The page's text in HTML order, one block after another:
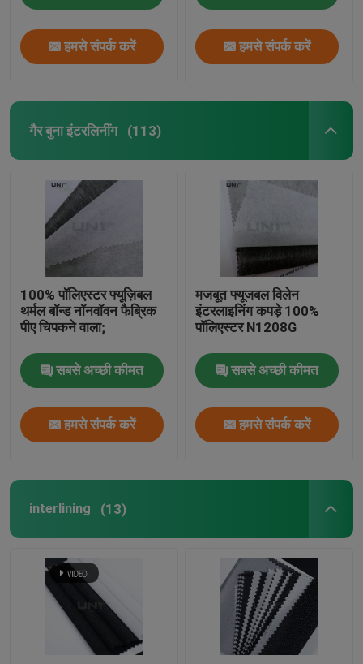
हमसे संपर्क करें हमसे संपर्क करें
गैर बुना इंटरलिनींग (113)
100% पॉलिएस्टर फ्यूज़िबल
थर्मल बॉन्ड नॉनवॉवन फैब्रिक
पीए चिपकने वाला;
सबसे अच्छी कीमत
हमसे संपर्क करें
मजबूत फ्यूजबल विलेन
इंटरलाइनिंग कपड़े 100%
पॉलिएस्टर N1208G
सबसे अच्छी कीमत
हमसे संपर्क करें
interlining (13)